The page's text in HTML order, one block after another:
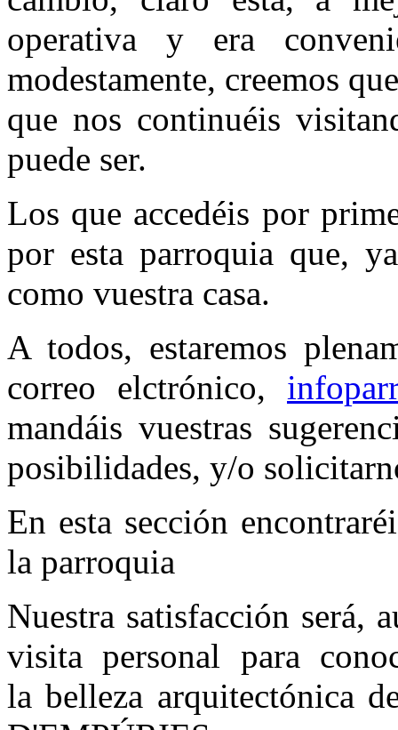
operativa y era
modestamente, creemos
que nos continuéis
puede ser.
Los que accedéis por
por esta parroquia que,
como vuestra casa.
A todos, estaremos
correo elctrónico,
mandáis vuestras
posibilidades, y/o
En esta sección
la parroquia
Nuestra satisfacción será,
visita personal para
la belleza arquitectónica